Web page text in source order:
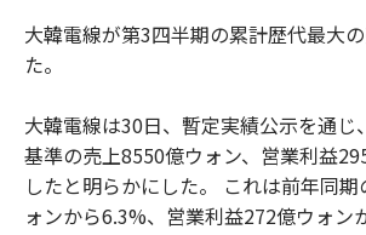
大韓電線が第3四半期の累計歴代最大
た。
大韓電線は30日、暫定実績公示を通じ
基準の売上8550億ウォン、営業利益
したと明らかにした。 これは前年同
ォンから6.3%、営業利益272億ウォン